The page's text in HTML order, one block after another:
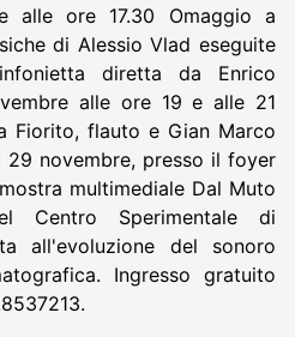
alle ore 17.30 Omaggio a
di Alessio Vlad eseguite
diretta da Enrico
alle ore 19 e alle 21
Fiorito, flauto e Gian Marco
29 novembre, presso il foyer
multimediale Dal Muto
Sperimentale di
all'evoluzione del sonoro
Ingresso gratuito